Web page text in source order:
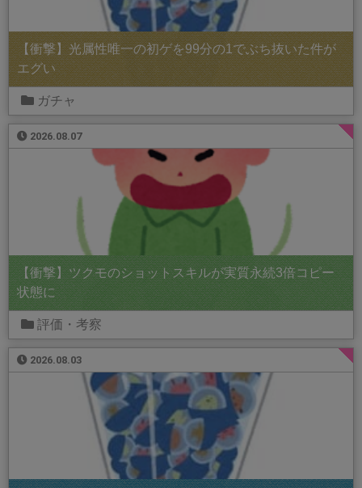
【衝撃】光属性唯一の初ゲを99分の1でぶち抜いた件が
エグい
ガチャ
2026.08.07
【衝撃】ツクモのショットスキルが実質永続3倍コピー
状態に
評価・考察
2026.08.03